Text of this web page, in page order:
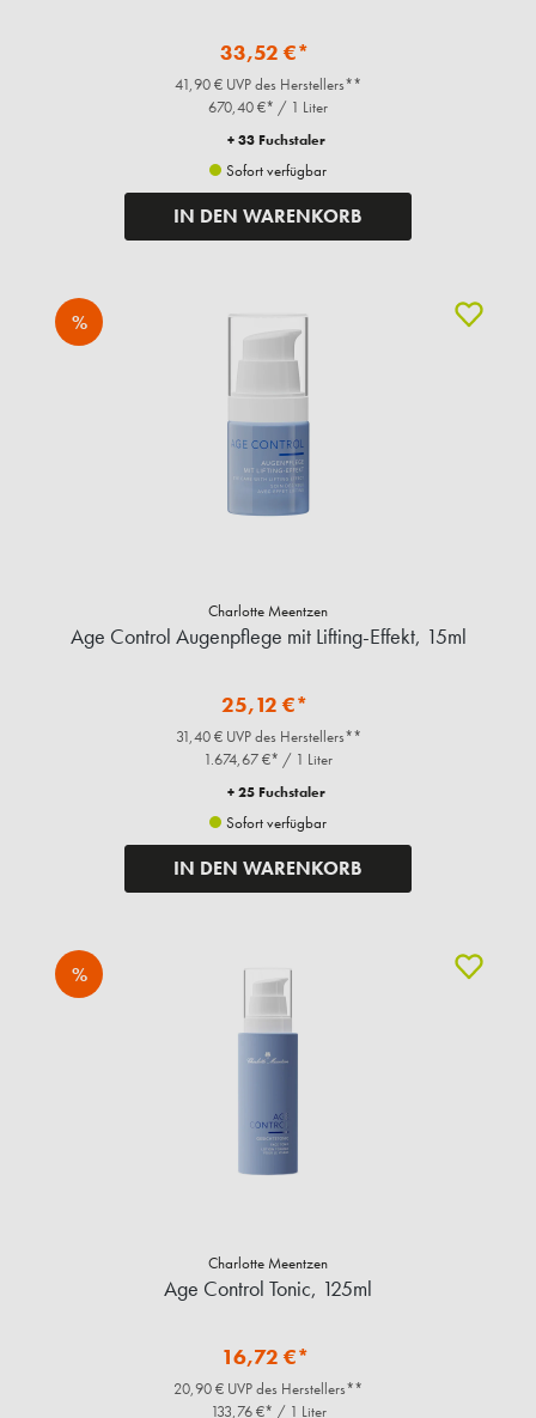
33,52 €*
41,90 € UVP des Herstellers**
670,40 €* / 1 Liter
+ 33 Fuchstaler
Sofort verfügbar
IN DEN WARENKORB
%
Charlotte Meentzen
Age Control Augenpflege mit Lifting-Effekt, 15ml
25,12 €*
31,40 € UVP des Herstellers**
1.674,67 €* / 1 Liter
+ 25 Fuchstaler
Sofort verfügbar
IN DEN WARENKORB
%
Charlotte Meentzen
Age Control Tonic, 125ml
16,72 €*
20,90 € UVP des Herstellers**
133,76 €* / 1 Liter